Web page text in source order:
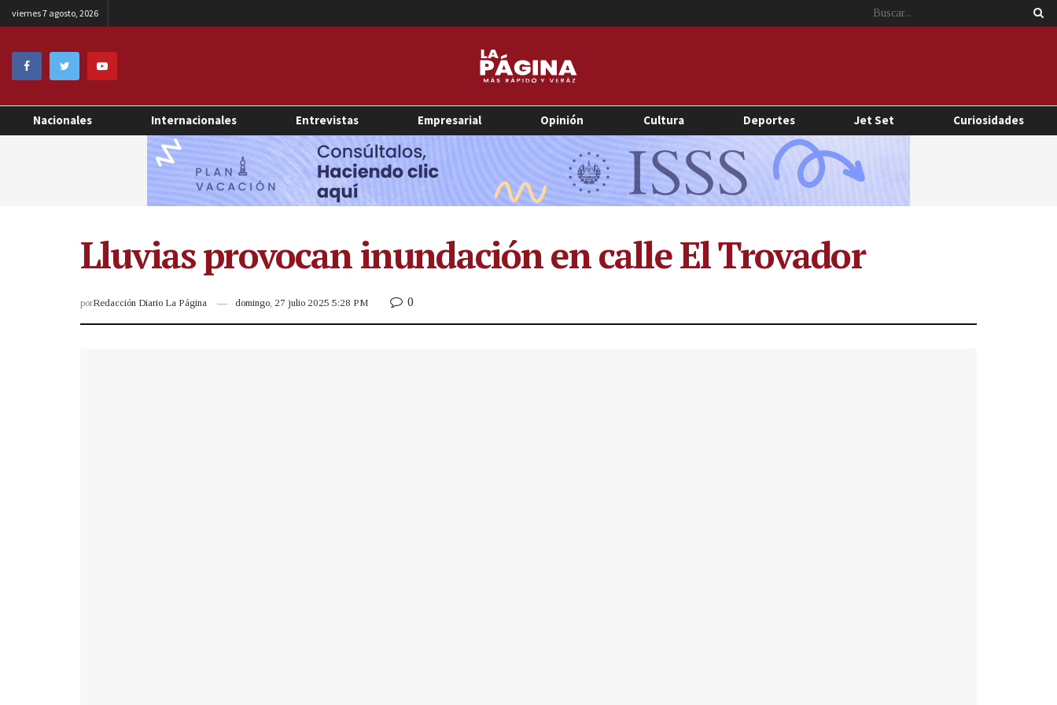
viernes 7 agosto, 2026
Nacionales Internacionales Entrevistas Empresarial Opinión Cultura Deportes Jet Set Curiosidades
Lluvias provocan inundación en calle El Trovador
porRedacción Diario La Página domingo, 27 julio 2025 5:28 PM 0